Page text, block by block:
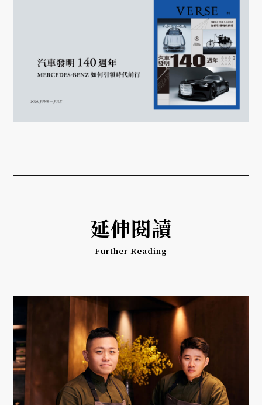
延伸閱讀
Further Reading